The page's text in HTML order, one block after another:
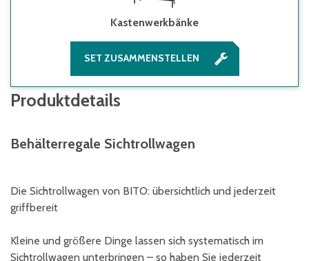
Kastenwerkbänke
SET ZUSAMMENSTELLEN
Produktdetails
Behälterregale Sichtrollwagen
Die Sichtrollwagen von BITO: übersichtlich und jederzeit
griffbereit
Kleine und größere Dinge lassen sich systematisch im
Sichtrollwagen unterbringen – so haben Sie jederzeit